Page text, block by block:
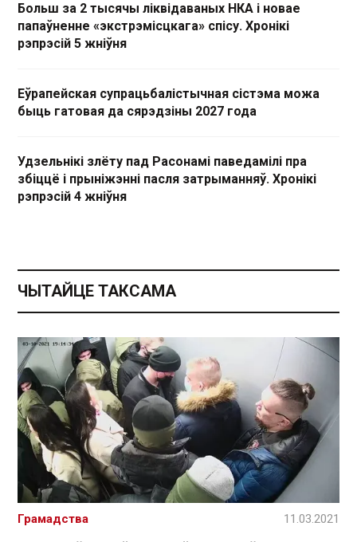
Больш за 2 тысячы ліквідаваных НКА і новае
папаўненне «экстрэмісцкага» спісу. Хронікі
рэпрэсій 5 жніўня
Еўрапейская супрацьбалістычная сістэма можа
быць гатовая да сярэдзіны 2027 года
Удзельнікі злёту пад Расонамі паведамілі пра
збіццё і прыніжэнні пасля затрыманняў. Хронікі
рэпрэсій 4 жніўня
ЧЫТАЙЦЕ ТАКСАМА
Грамадства 11.03.2021